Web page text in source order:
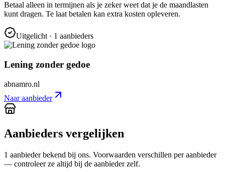
Betaal alleen in termijnen als je zeker weet dat je de maandlasten
kunt dragen. Te laat betalen kan extra kosten opleveren.
Uitgelicht· 1 aanbieders
Lening zonder gedoe
abnamro.nl
Naar aanbieder
Aanbieders vergelijken
1 aanbiederbekend bij ons. Voorwaarden verschillen per aanbieder
— controleer ze altijd bij de aanbieder zelf.